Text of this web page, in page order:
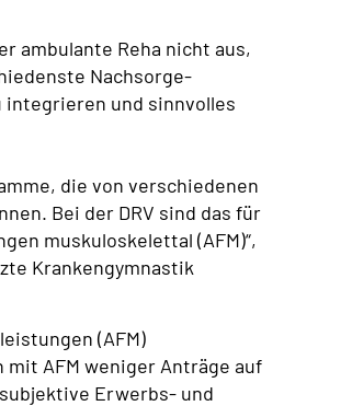
ambulante Reha nicht aus,
Nachsorge-
integrieren und sinnvolles
die von verschiedenen
Bei der DRV sind das für
muskuloskelettal (AFM)“,
Krankengymnastik
(AFM)
AFM weniger Anträge auf
Erwerbs- und